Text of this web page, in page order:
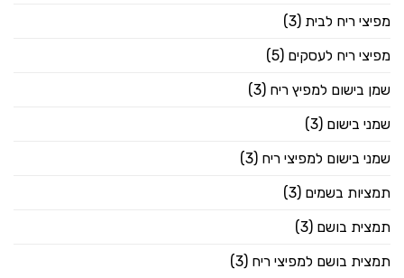
מפיצי ריח לבית (3)
מפיצי ריח לעסקים (5)
שמן בישום למפיץ ריח (3)
שמני בישום (3)
שמני בישום למפיצי ריח (3)
תמציות בשמים (3)
תמצית בושם (3)
תמצית בושם למפיצי ריח (3)